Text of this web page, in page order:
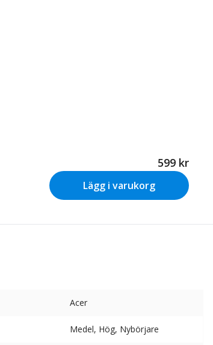
599 kr
Lägg i varukorg
Acer
Medel, Hög, Nybörjare